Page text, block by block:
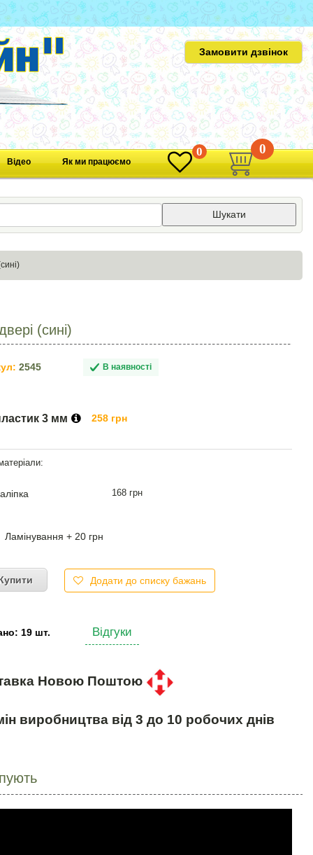
Замовити дзвінок
Відео Як ми працюємо
0 0
Шукати
(сині)
2545 В наявності
3 мм 258 грн
168 грн
Ламінування + 20 грн
Додати до списку бажань
19 шт. Відгуки
Новою Поштою
виробництва від 3 до 10 робочих днів